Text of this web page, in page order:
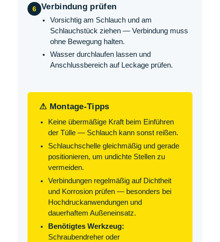
6 Verbindung prüfen
Vorsichtig am Schlauch und am
Schlauchstück ziehen — Verbindung muss
ohne Bewegung halten.
Wasser durchlaufen lassen und
Anschlussbereich auf Leckage prüfen.
⚠ Montage-Tipps
Keine übermäßige Kraft beim Einführen
der Tülle — Schlauch kann sonst reißen.
Schlauchschelle gleichmäßig und gerade
positionieren, um undichte Stellen zu
vermeiden.
Verbindungen regelmäßig auf Dichtheit
und Korrosion prüfen — besonders bei
Hochdruckanwendungen und
dauerhaftem Außeneinsatz.
Benötigtes Werkzeug:
Schraubendreher oder